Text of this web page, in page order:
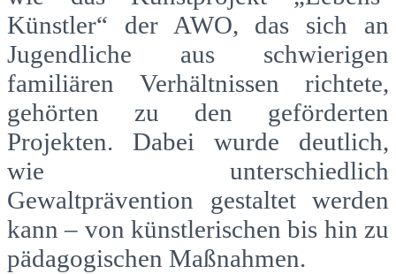
Künstler“ der AWO, das sich an
Jugendliche aus schwierigen
familiären Verhältnissen richtete,
gehörten zu den geförderten
Projekten. Dabei wurde deutlich,
wie unterschiedlich
Gewaltprävention gestaltet werden
kann – von künstlerischen bis hin zu
pädagogischen Maßnahmen.